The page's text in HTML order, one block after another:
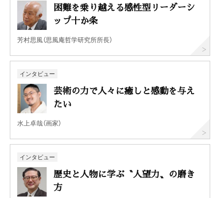
困難を乗り越える感性型リーダーシ
ップ十か条
芳村思風（思風庵哲学研究所所長）
インタビュー
芸術の力で人々に癒しと感動を与え
たい
水上卓哉（画家）
インタビュー
歴史と人物に学ぶ〝人望力〟の磨き
方